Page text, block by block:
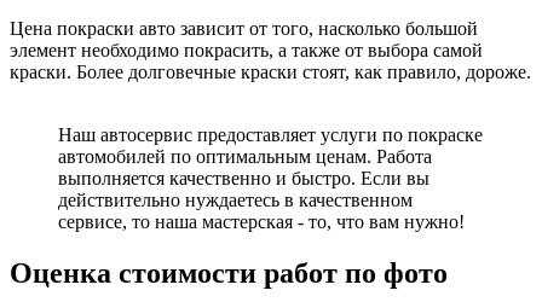
Цена покраски авто зависит от того, насколько большой
элемент необходимо покрасить, а также от выбора самой
краски. Более долговечные краски стоят, как правило, дороже.
Наш автосервис предоставляет услуги по покраске
автомобилей по оптимальным ценам. Работа
выполняется качественно и быстро. Если вы
действительно нуждаетесь в качественном
сервисе, то наша мастерская - то, что вам нужно!
Оценка стоимости работ по фото